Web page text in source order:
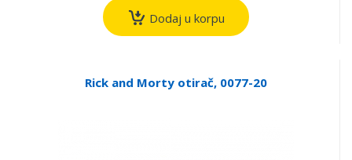
Dodaj u korpu
Rick and Morty otirač, 0077-20